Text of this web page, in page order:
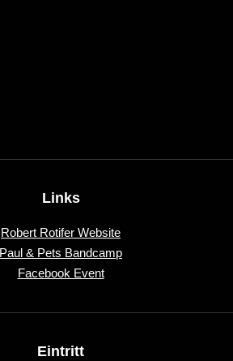
Links
Robert Rotifer Website
Paul & Pets Bandcamp
Facebook Event
Eintritt